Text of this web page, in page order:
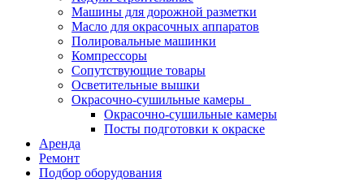
Машины для дорожной разметки
Масло для окрасочных аппаратов
Полировальные машинки
Компрессоры
Сопутствующие товары
Осветительные вышки
Окрасочно-сушильные камеры
Окрасочно-сушильные камеры
Посты подготовки к окраске
Аренда
Ремонт
Подбор оборудования